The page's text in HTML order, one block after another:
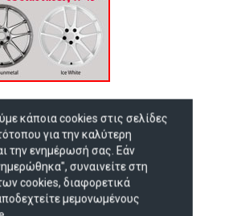
κάποια cookies στις σελίδες
για την καλύτερη
την ενημέρωσή σας. Εάν
συναινείτε στη
cookies, διαφορετικά
μεμονωμένους